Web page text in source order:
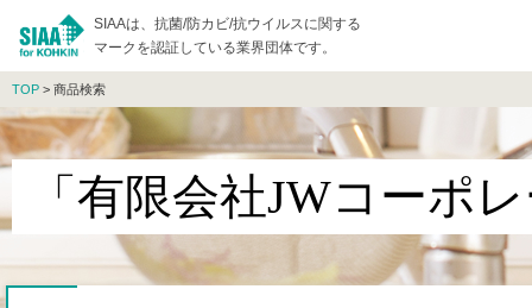
SIAAは、抗菌/防カビ/抗ウイルスに関する
マークを認証している業界団体です。
TOP > 商品検索
「有限会社JWコーポ